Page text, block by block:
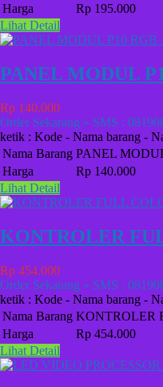
Harga
Rp 195.000
Lihat Detail
PANEL MODUL
Rp 140.000
Order Sekarang » SMS :
ketik : Kode - Nama barang -
Nama Barang PANEL
Harga
Rp 140.000
Lihat Detail
KONTROLER
Rp 454.000
Order Sekarang » SMS :
ketik : Kode - Nama barang -
Nama Barang KONTROLER
Harga
Rp 454.000
Lihat Detail